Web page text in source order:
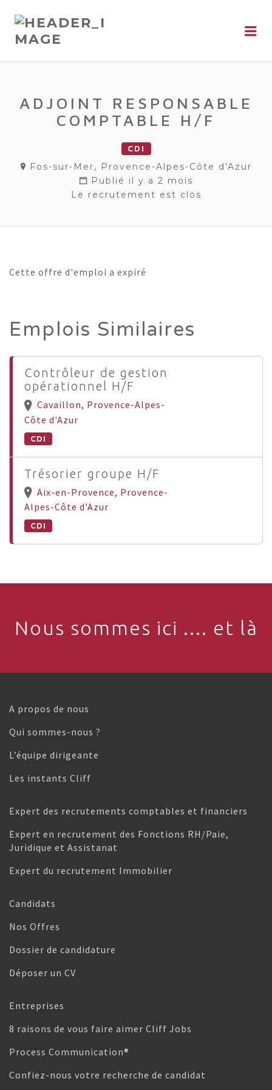
ADJOINT RESPONSABLE
COMPTABLE H/F
CDI
Fos-sur-Mer, Provence-Alpes-Côte d'Azur
Publié il y a 2 mois
Le recrutement est clos
Cette offre d'emploi a expiré
Emplois Similaires
Contrôleur de gestion
opérationnel H/F
Cavaillon, Provence-Alpes-
Côte d'Azur
CDI
Trésorier groupe H/F
Aix-en-Provence, Provence-
Alpes-Côte d'Azur
CDI
Nous sommes ici .... et là
A propos de nous
Qui sommes-nous ?
L’équipe dirigeante
Les instants Cliff
Expert des recrutements comptables et financiers
Expert en recrutement des Fonctions RH/Paie,
Juridique et Assistanat
Expert du recrutement Immobilier
Candidats
Nos Offres
Dossier de candidature
Déposer un CV
Entreprises
8 raisons de vous faire aimer Cliff Jobs
Process Communication®
Confiez-nous votre recherche de candidat